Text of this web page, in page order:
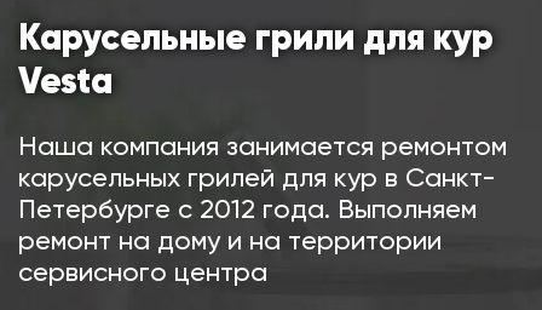
Карусельные грили для кур
Vesta
Наша компания занимается ремонтом
карусельных грилей для кур в Санкт-
Петербурге с 2012 года. Выполняем
ремонт на дому и на территории
сервисного центра